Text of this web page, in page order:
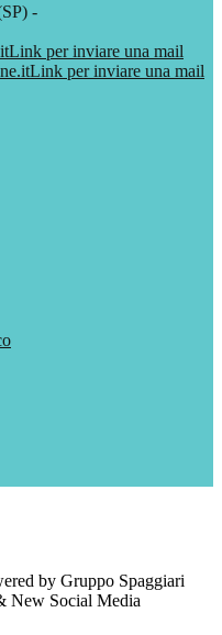
-
Link per inviare una mail
Link per inviare una mail
by Gruppo Spaggiari
New Social Media